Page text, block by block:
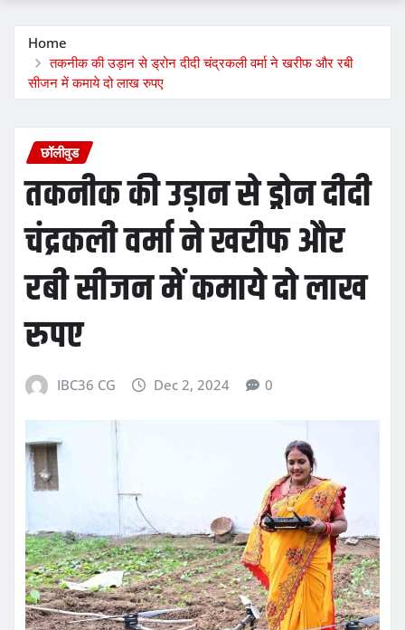
Home
तकनीक की उड़ान से ड्रोन दीदी चंद्रकली वर्मा ने खरीफ और रबी
सीजन में कमाये दो लाख रुपए
छॉलीवुड
तकनीक की उड़ान से ड्रोन दीदी
चंद्रकली वर्मा ने खरीफ और
रबी सीजन में कमाये दो लाख
रुपए
IBC36 CG Dec 2, 2024 0